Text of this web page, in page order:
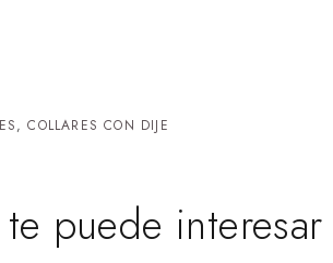
,COLLARES CON DIJE
puede interesar